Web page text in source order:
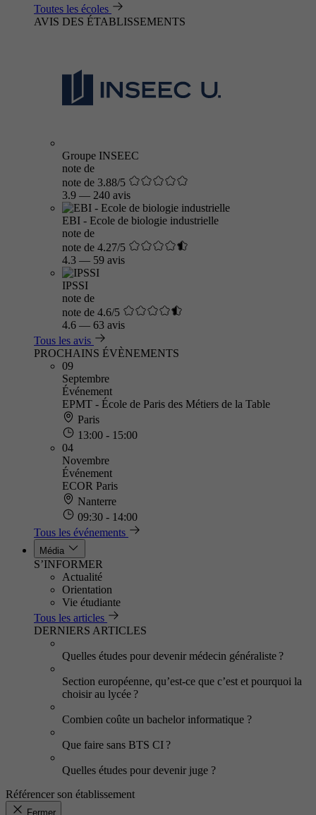
Toutes les écoles
AVIS DES ÉTABLISSEMENTS
Groupe INSEEC
note de
note de 3.88/5
3.9 — 240 avis
EBI - Ecole de biologie industrielle
note de
note de 4.27/5
4.3 — 59 avis
IPSSI
note de
note de 4.6/5
4.6 — 63 avis
Tous les avis
PROCHAINS ÉVÈNEMENTS
09
Septembre
Événement
EPMT - École de Paris des Métiers de la Table
Paris
13:00 - 15:00
04
Novembre
Événement
ECOR Paris
Nanterre
09:30 - 14:00
Tous les événements
Média
S’INFORMER
Actualité
Orientation
Vie étudiante
Tous les articles
DERNIERS ARTICLES
Quelles études pour devenir médecin généraliste ?
Section européenne, qu’est-ce que c’est et pourquoi la
choisir au lycée ?
Combien coûte un bachelor informatique ?
Que faire sans BTS CI ?
Quelles études pour devenir juge ?
Référencer son établissement
Fermer